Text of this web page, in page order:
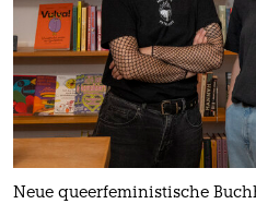
kultur
sport
berlin
nord
Neue queerfeministische